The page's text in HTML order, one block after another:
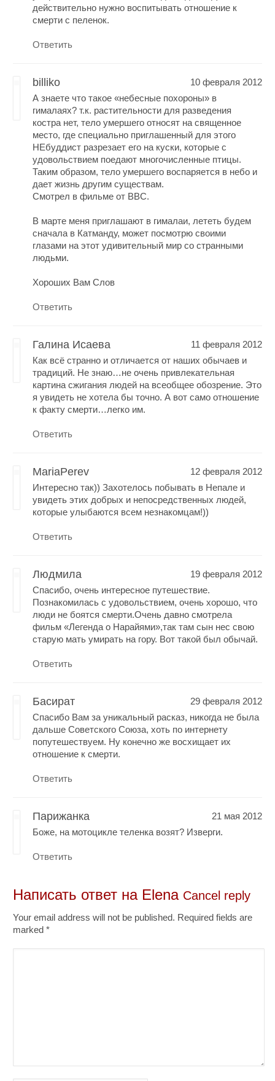
действительно нужно воспитывать отношение к
смерти с пеленок.
Ответить
billiko
10 февраля 2012
А знаете что такое «небесные похороны» в
гималаях? т.к. растительности для разведения
костра нет, тело умершего относят на священное
место, где специально приглашенный для этого
НЕбуддист разрезает его на куски, которые с
удовольствием поедают многочисленные птицы.
Таким образом, тело умершего воспаряется в небо и
дает жизнь другим существам.
Смотрел в фильме от ВВС.
В марте меня приглашают в гималаи, лететь будем
сначала в Катманду, может посмотрю своими
глазами на этот удивительный мир со странными
людьми.
Хороших Вам Слов
Ответить
Галина Исаева
11 февраля 2012
Как всё странно и отличается от наших обычаев и
традиций. Не знаю…не очень привлекательная
картина сжигания людей на всеобщее обозрение. Это
я увидеть не хотела бы точно. А вот само отношение
к факту смерти…легко им.
Ответить
MariaPerev
12 февраля 2012
Интересно так)) Захотелось побывать в Непале и
увидеть этих добрых и непосредственных людей,
которые улыбаются всем незнакомцам!))
Ответить
Людмила
19 февраля 2012
Спасибо, очень интересное путешествие.
Познакомилась с удовольствием, очень хорошо, что
люди не боятся смерти.Очень давно смотрела
фильм «Легенда о Нарайями»,так там сын нес свою
старую мать умирать на гору. Вот такой был обычай.
Ответить
Басират
29 февраля 2012
Спасибо Вам за уникальный расказ, никогда не была
дальше Советского Союза, хоть по интернету
попутешествуем. Ну конечно же восхищает их
отношение к смерти.
Ответить
Парижанка
21 мая 2012
Боже, на мотоцикле теленка возят? Изверги.
Ответить
Написать ответ на Elena Cancel reply
Your email address will not be published. Required fields are
marked*